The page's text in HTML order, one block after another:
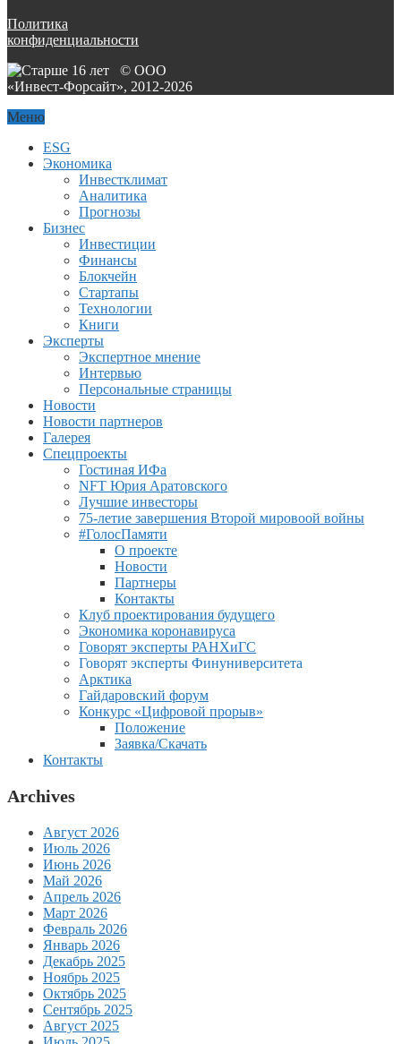
Политика
конфиденциальности
© ООО
«Инвест-Форсайт», 2012-2026
Меню
ESG
Экономика
Инвестклимат
Аналитика
Прогнозы
Бизнес
Инвестиции
Финансы
Блокчейн
Стартапы
Технологии
Книги
Эксперты
Экспертное мнение
Интервью
Персональные страницы
Новости
Новости партнеров
Галерея
Спецпроекты
Гостиная ИФа
NFT Юрия Аратовского
Лучшие инвесторы
75-летие завершения Второй мировоой войны
#ГолосПамяти
О проекте
Новости
Партнеры
Контакты
Клуб проектирования будущего
Экономика коронавируса
Говорят эксперты РАНХиГС
Говорят эксперты Финуниверситета
Арктика
Гайдаровский форум
Конкурс «Цифровой прорыв»
Положение
Заявка/Скачать
Контакты
Archives
Август 2026
Июль 2026
Июнь 2026
Май 2026
Апрель 2026
Март 2026
Февраль 2026
Январь 2026
Декабрь 2025
Ноябрь 2025
Октябрь 2025
Сентябрь 2025
Август 2025